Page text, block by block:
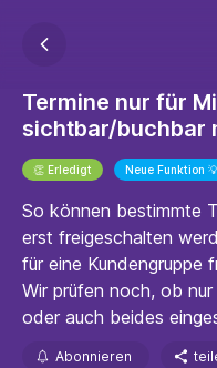
Termine nur für
sichtbar/buchbar
👏 Erledigt Neue Funktion
So können bestimmte
erst freigeschalten
für eine Kundengruppe
Wir prüfen noch, ob
oder auch beides
Abonnieren